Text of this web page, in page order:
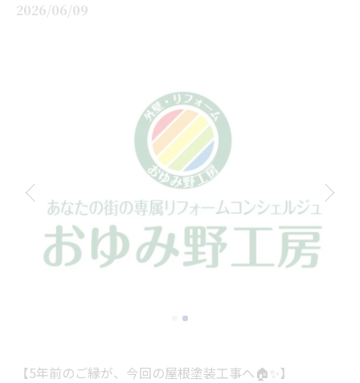
2026/06/09
【5年前のご縁が、今回の屋根塗装工事へ🏠✨】